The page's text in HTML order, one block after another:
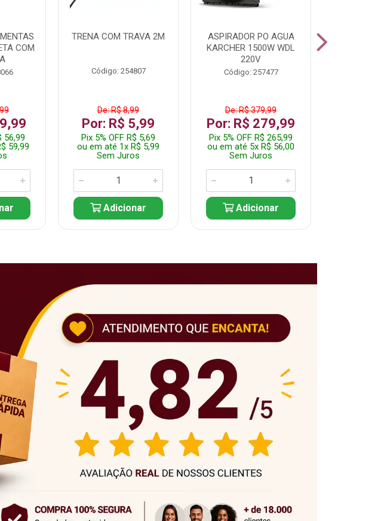
COM
56,99
59,99
TRENA COM TRAVA 2M
Código: 254807
De: R$ 8,99
Por: R$ 5,99
Pix 5% OFF R$ 5,69
ou em até 1x R$ 5,99
Sem Juros
Adicionar
ASPIRADOR PO AGUA
KARCHER 1500W WDL
220V
Código: 257477
De: R$ 379,99
Por: R$ 279,99
Pix 5% OFF R$ 265,99
ou em até 5x R$ 56,00
Sem Juros
Adicionar